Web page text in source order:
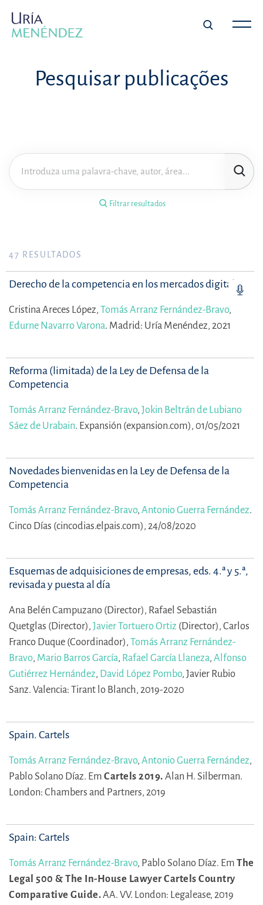
Pesquisar publicações
Filtrar resultados
Filtrar resultados ×
Área de prática
47 RESULTADOS
Derecho de la competencia en los mercados digitales
Cristina Areces López, Tomás Arranz Fernández-Bravo,
Edurne Navarro Varona. Madrid: Uría Menéndez, 2021
Reforma (limitada) de la Ley de Defensa de la
Competencia
Tomás Arranz Fernández-Bravo, Jokin Beltrán de Lubiano
Sáez de Urabain. Expansión (expansion.com), 01/05/2021
Novedades bienvenidas en la Ley de Defensa de la
Competencia
Tomás Arranz Fernández-Bravo, Antonio Guerra Fernández.
Cinco Días (cincodias.elpais.com), 24/08/2020
Esquemas de adquisiciones de empresas, eds. 4.ª y 5.ª,
revisada y puesta al día
Ana Belén Campuzano (Director), Rafael Sebastián
Quetglas (Director), Javier Tortuero Ortiz (Director), Carlos
Franco Duque (Coordinador), Tomás Arranz Fernández-
Bravo, Mario Barros García, Rafael García Llaneza, Alfonso
Gutiérrez Hernández, David López Pombo, Javier Rubio
Sanz. Valencia: Tirant lo Blanch, 2019-2020
Spain. Cartels
Tomás Arranz Fernández-Bravo, Antonio Guerra Fernández,
Pablo Solano Díaz. Em Cartels 2019. Alan H. Silberman.
London: Chambers and Partners, 2019
Spain: Cartels
Tomás Arranz Fernández-Bravo, Pablo Solano Díaz. Em The
Legal 500 & The In-House Lawyer Cartels Country
Comparative Guide.AA. VV. London: Legalease, 2019